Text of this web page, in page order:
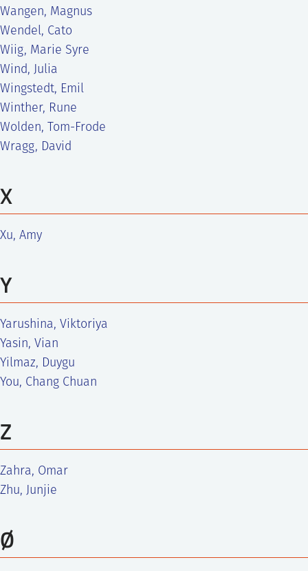
Wangen, Magnus
Wendel, Cato
Wiig, Marie Syre
Wind, Julia
Wingstedt, Emil
Winther, Rune
Wolden, Tom-Frode
Wragg, David
X
Xu, Amy
Y
Yarushina, Viktoriya
Yasin, Vian
Yilmaz, Duygu
You, Chang Chuan
Z
Zahra, Omar
Zhu, Junjie
Ø